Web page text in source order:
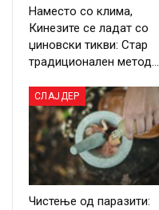
Наместо со клима,
Кинезите се ладат со
џиновски тикви: Стар
традиционален метод…
СЛАЈДЕР
Чистење од паразити: